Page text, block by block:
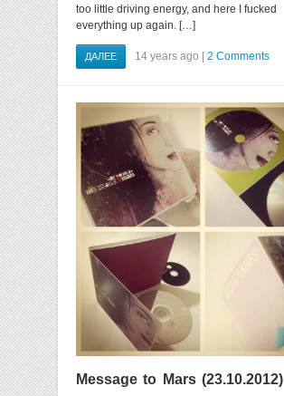
too little driving energy, and here I fucked
everything up again. […]
ДАЛЕЕ 14 years ago | 2 Comments
Message to Mars (23.10.2012)